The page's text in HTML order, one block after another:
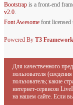
Bootstrap is a front-end
v2.0
Font Awesome font licensed
Powered By T3 Framework
Для качественного
пользователя
пользователь; какие
интернет-сервисов
на нашем сайте. Если